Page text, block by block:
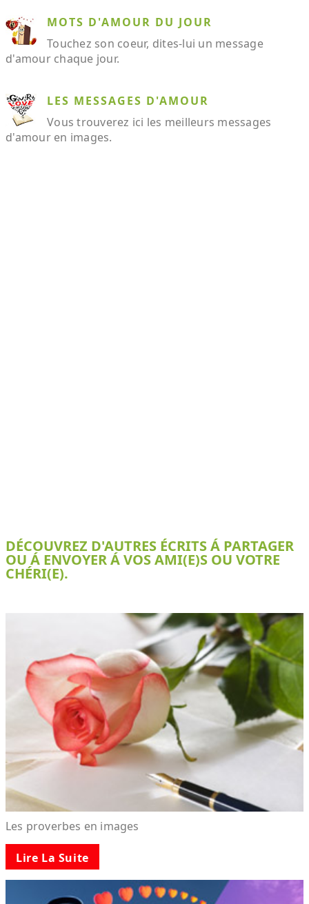
MOTS D'AMOUR DU JOUR
Touchez son coeur, dites-lui un message
d'amour chaque jour.
LES MESSAGES D'AMOUR
Vous trouverez ici les meilleurs messages
d'amour en images.
DÉCOUVREZ D'AUTRES ÉCRITS Á PARTAGER
OU Á ENVOYER Á VOS AMI(E)S OU VOTRE
CHÉRI(E).
Les proverbes en images
Lire La Suite